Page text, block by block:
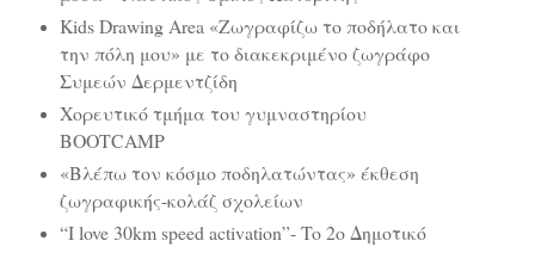
Kids Drawing Area «Ζωγραφίζω το ποδήλατο και
την πόλη μου» με το διακεκριμένο ζωγράφο
Συμεών Δερμεντζίδη
Χορευτικό τμήμα του γυμναστηρίου
BOOTCAMP
«Βλέπω τον κόσμο ποδηλατώντας» έκθεση
ζωγραφικής-κολάζ σχολείων
“I love 30km speed activation”- To 2o Δημοτικό